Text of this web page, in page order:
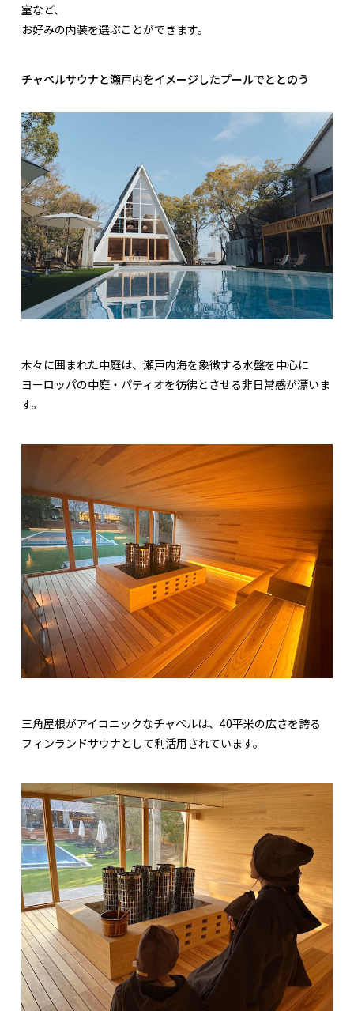
室など、
お好みの内装を選ぶことができます。
チャペルサウナと瀬戸内をイメージしたプールでととのう
木々に囲まれた中庭は、瀬戸内海を象徴する水盤を中心に
ヨーロッパの中庭・パティオを彷彿とさせる非日常感が漂いま
す。
三角屋根がアイコニックなチャペルは、40平米の広さを誇る
フィンランドサウナとして利活用されています。